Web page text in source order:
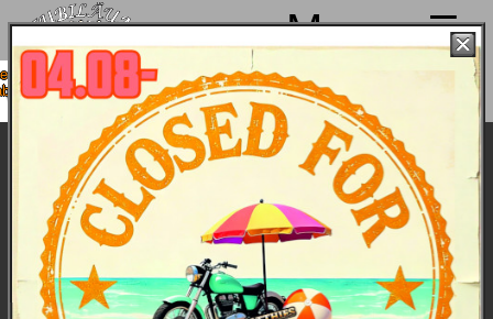
Menu
4. bis 15.08. Sommerpause
wieder mit voller Power für
Unterstützung für unsere Clothes-
Abteilung in Teilzeit gesucht